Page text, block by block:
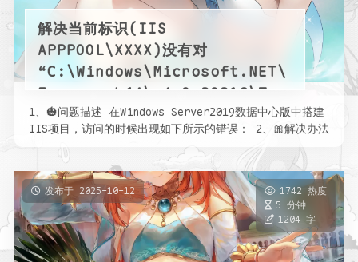
解决当前标识(IIS
APPPOOL\XXXX)没有对
“C:\Windows\Microsoft.NET\
Framework64\v4.0.30319\Tem
porary ASP.NET Files”的写访
问权限的问题
1、🎃问题描述 在Windows Server2019数据中心版中搭建
IIS项目，访问的时候出现如下所示的错误： 2、🎀解决办法
…
发布于 2025-10-12
1742 热度
5 分钟
1204 字